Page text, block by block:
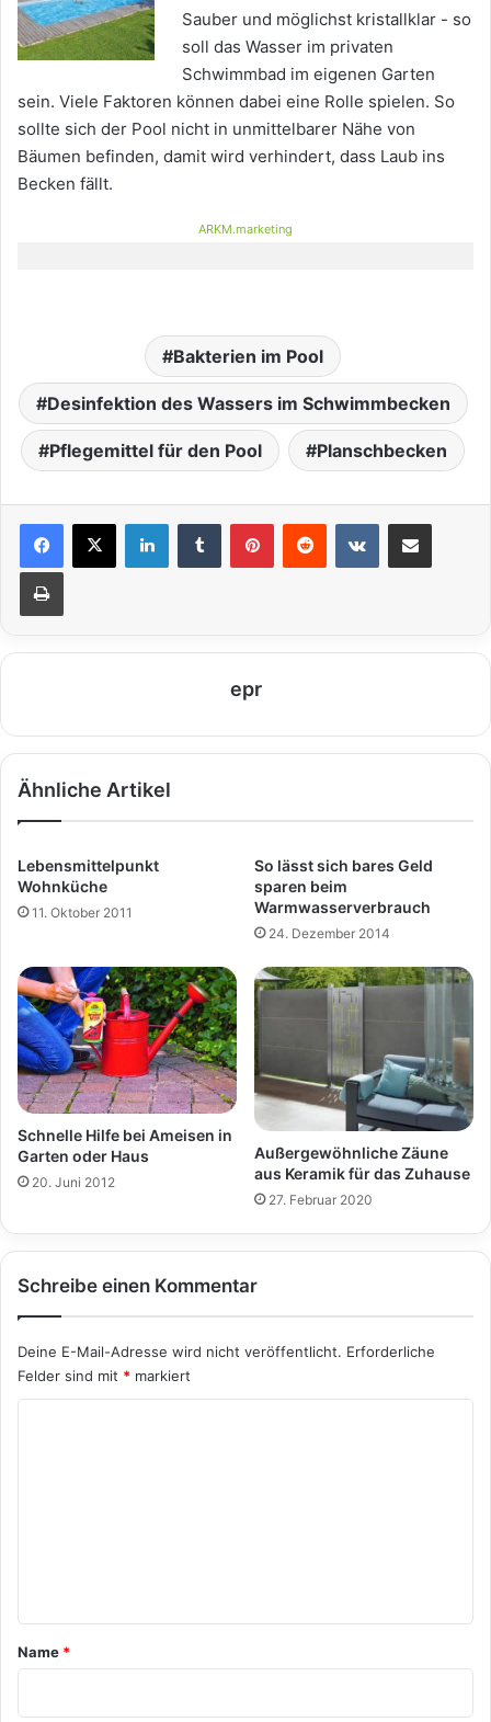
Sauber und möglichst kristallklar - so
soll das Wasser im privaten
Schwimmbad im eigenen Garten
sein. Viele Faktoren können dabei eine Rolle spielen. So
sollte sich der Pool nicht in unmittelbarer Nähe von
Bäumen befinden, damit wird verhindert, dass Laub ins
Becken fällt.
ARKM.marketing
Bakterien im Pool
Desinfektion des Wassers im Schwimmbecken
Pflegemittel für den Pool Planschbecken
epr
Ähnliche Artikel
Lebensmittelpunkt
Wohnküche
11. Oktober 2011
So lässt sich bares Geld
sparen beim
Warmwasserverbrauch
24. Dezember 2014
Schnelle Hilfe bei Ameisen in
Garten oder Haus
20. Juni 2012
Außergewöhnliche Zäune
aus Keramik für das Zuhause
27. Februar 2020
Schreibe einen Kommentar
Deine E-Mail-Adresse wird nicht veröffentlicht. Erforderliche
Felder sind mit * markiert
a
*
Name *